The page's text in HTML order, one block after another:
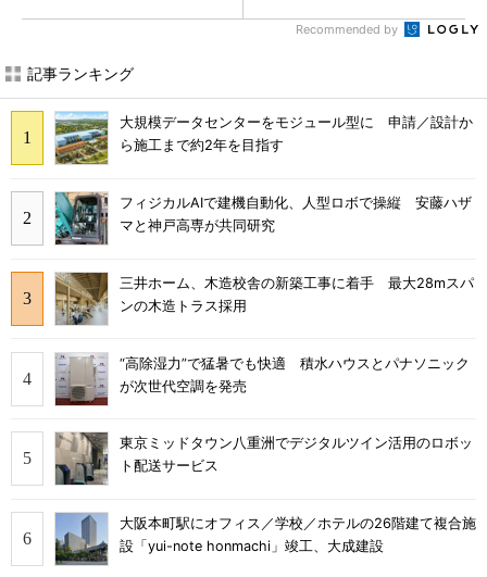
Recommended by
記事ランキング
大規模データセンターをモジュール型に 申請／設計か
ら施工まで約2年を目指す
フィジカルAIで建機自動化、人型ロボで操縦 安藤ハザ
マと神戸高専が共同研究
三井ホーム、木造校舎の新築工事に着手 最大28mスパ
ンの木造トラス採用
“高除湿力”で猛暑でも快適 積水ハウスとパナソニック
が次世代空調を発売
東京ミッドタウン八重洲でデジタルツイン活用のロボッ
ト配送サービス
大阪本町駅にオフィス／学校／ホテルの26階建て複合施
設「yui-note honmachi」竣工、大成建設